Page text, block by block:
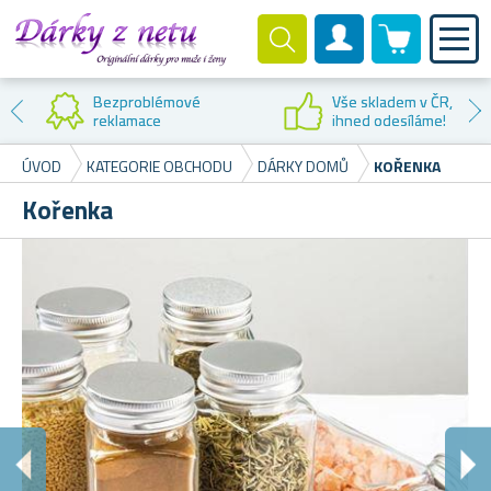
Zákaznický účet
0 produktů
Bezproblémové
reklamace
Vše skladem v ČR,
ihned odesíláme!
ÚVOD
KATEGORIE OBCHODU DÁRKY DOMŮ KOŘENKA
Kořenka